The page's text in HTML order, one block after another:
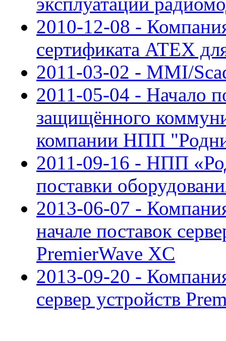
2010-12-08 -
сертификата ATEX
2011-03-02 - MMI/
2011-05-04 - Начало
защищённого
компании НПП
2011-09-16 - НПП
поставки
2013-06-07 -
начале поставок
PremierWave XC
2013-09-20 -
сервер устройств